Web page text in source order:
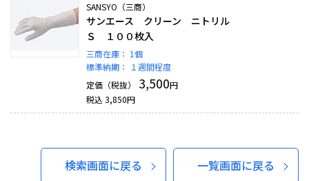
SANSYO（三商）
サンエース クリーン ニトリル
Ｓ １００枚入
三商在庫： 1個
標準納期：
１週間程度
定価（税抜）
3,500円
税込 3,850円
検索画面に戻る 一覧画面に戻る